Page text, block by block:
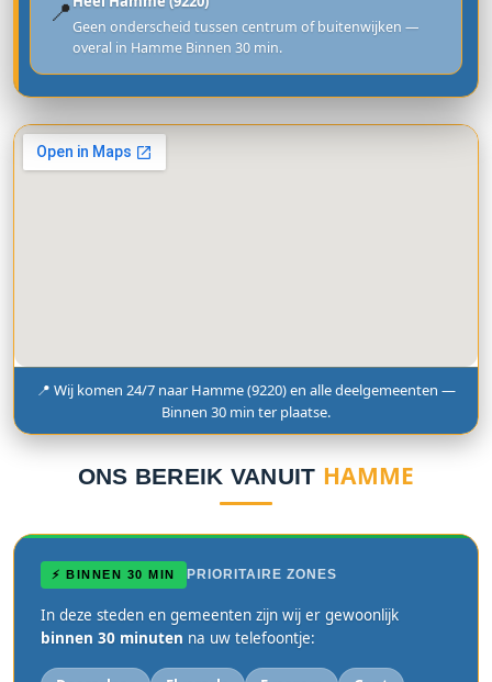
📍Geen onderscheid tussen centrum of buitenwijken —
overal in Hamme Binnen 30 min.
📍 Wij komen 24/7 naar Hamme (9220) en alle deelgemeenten —
Binnen 30 min ter plaatse.
ONS BEREIK VANUIT HAMME
⚡ BINNEN 30 MIN PRIORITAIRE ZONES
In deze steden en gemeenten zijn wij er gewoonlijk
binnen 30 minuten na uw telefoontje: